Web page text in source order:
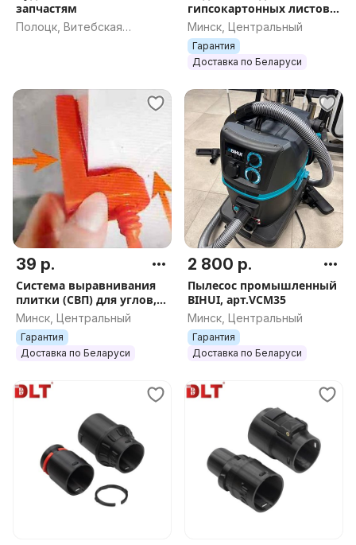
запчастям
Полоцк, Витебская
гипсокартонных листов
DLT Panel Lifter 335
(подъемник ГКЛ) до 3.35
м, арт.0585
Минск, Центральный
Гарантия
Доставка по Беларуси
39 р.
Система выравнивания
плитки (СВП) для углов,
30 штук, арт.2350
Минск, Центральный
Гарантия
Доставка по Беларуси
2 800 р.
Пылесос промышленный
BIHUI, арт.VCM35
Минск, Центральный
Гарантия
Доставка по Беларуси